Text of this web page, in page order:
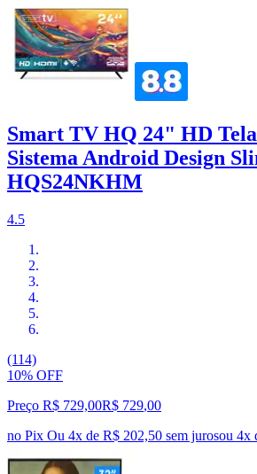
Smart TV HQ 24" HD
Sistema Android Design
HQS24NKHM
4.5
(114)
10% OFF
Preço R$ 729,00R$ 729,00
no Pix Ou 4x de R$ 202,50 sem jurosou 4x